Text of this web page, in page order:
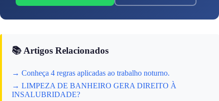
📚 Artigos Relacionados
→ Conheça 4 regras aplicadas ao trabalho noturno.
→ LIMPEZA DE BANHEIRO GERA DIREITO À
INSALUBRIDADE?